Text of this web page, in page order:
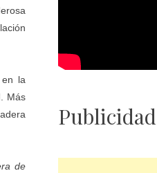
en la
Más
de
Publicidad